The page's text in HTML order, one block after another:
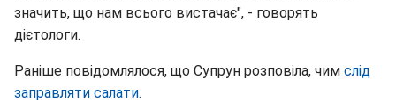
значить, що нам всього вистачає", - говорять
дієтологи.
Раніше повідомлялося, що Супрун розповіла, чим слід
заправляти салати.